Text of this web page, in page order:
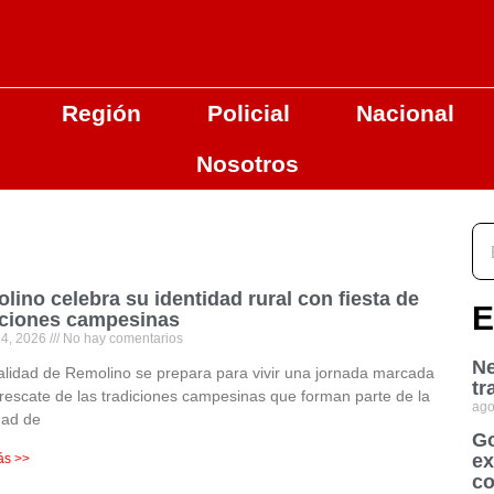
Región Policial Nacional
Nosotros
celebra su identidad rural con fiesta de
campesinas
2026 No hay comentarios
de Remolino se prepara para vivir una jornada marcada
de las tradiciones campesinas que forman parte de la
de
>>